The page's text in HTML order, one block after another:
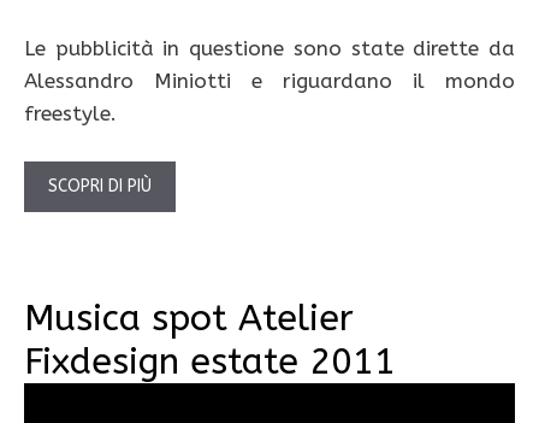
Le pubblicità in questione sono state dirette da
Alessandro Miniotti e riguardano il mondo
freestyle.
SCOPRI DI PIÙ
Musica spot Atelier
Fixdesign estate 2011